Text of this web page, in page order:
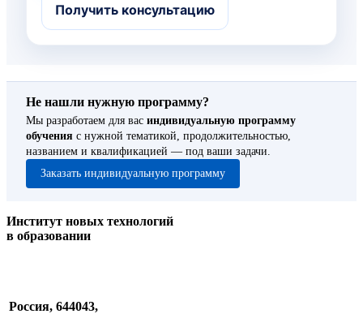
Получить консультацию
Не нашли нужную программу?
Мы разработаем для вас индивидуальную программу
обучения с нужной тематикой, продолжительностью,
названием и квалификацией — под ваши задачи.
Заказать индивидуальную программу
Институт новых технологий
в образовании
Россия, 644043,